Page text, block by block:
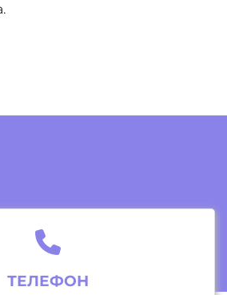
ТЕЛЕФОН